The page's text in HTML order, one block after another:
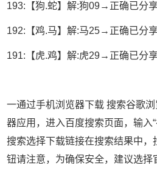
193:【狗.蛇】解:狗09→正确已分
192:【鸡.马】解:马25→正确已分
191:【虎.鸡】解:虎29→正确已分
一通过手机浏览器下载 搜索谷歌
器应用，进入百度搜索页面，输入
搜索选择下载链接在搜索结果中，
钮请注意，为确保安全，建议选择